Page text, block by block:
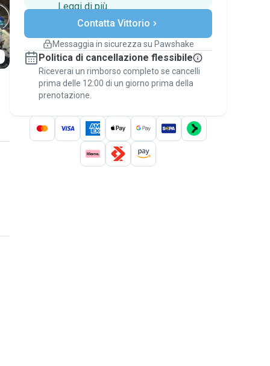
Leggi di piùPagamenti sicuri
Assistenza se i piani
Prenotazioni coperte
Stai su Pawshake - dal primo messaggio al
pagamento - per attivare laGaranzia
Pawshake.
Contatta Vittorio
Messaggia in sicurezza su Pawshake
Politica di cancellazione flessibile
Riceverai un rimborso completo se cancelli
prima delle 12:00 di un giorno prima della
prenotazione.